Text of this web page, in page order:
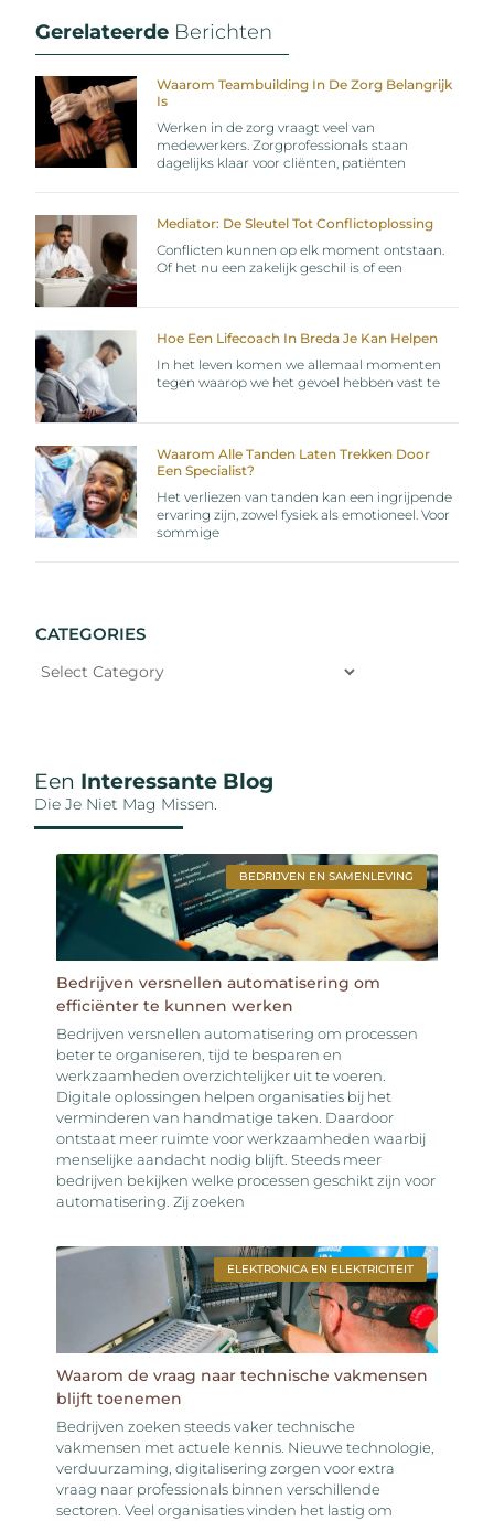
Gerelateerde Berichten
Waarom Teambuilding In De Zorg Belangrijk
Is
Werken in de zorg vraagt veel van
medewerkers. Zorgprofessionals staan
dagelijks klaar voor cliënten, patiënten
Mediator: De Sleutel Tot Conflictoplossing
Conflicten kunnen op elk moment ontstaan.
Of het nu een zakelijk geschil is of een
Hoe Een Lifecoach In Breda Je Kan Helpen
In het leven komen we allemaal momenten
tegen waarop we het gevoel hebben vast te
Waarom Alle Tanden Laten Trekken Door
Een Specialist?
Het verliezen van tanden kan een ingrijpende
ervaring zijn, zowel fysiek als emotioneel. Voor
sommige
CATEGORIES
Een Interessante Blog
Die Je Niet Mag Missen.
BEDRIJVEN EN SAMENLEVING
Bedrijven versnellen automatisering om
efficiënter te kunnen werken
Bedrijven versnellen automatisering om processen
beter te organiseren, tijd te besparen en
werkzaamheden overzichtelijker uit te voeren.
Digitale oplossingen helpen organisaties bij het
verminderen van handmatige taken. Daardoor
ontstaat meer ruimte voor werkzaamheden waarbij
menselijke aandacht nodig blijft. Steeds meer
bedrijven bekijken welke processen geschikt zijn voor
automatisering. Zij zoeken
ELEKTRONICA EN ELEKTRICITEIT
Waarom de vraag naar technische vakmensen
blijft toenemen
Bedrijven zoeken steeds vaker technische
vakmensen met actuele kennis. Nieuwe technologie,
verduurzaming, digitalisering zorgen voor extra
vraag naar professionals binnen verschillende
sectoren. Veel organisaties vinden het lastig om